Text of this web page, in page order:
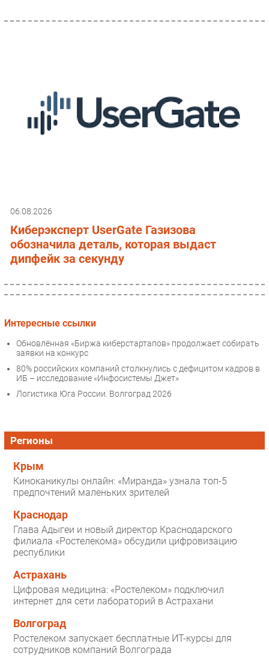
06.08.2026
Киберэксперт UserGate Газизова
обозначила деталь, которая выдаст
дипфейк за секунду
Интересные ссылки
Обновлённая «Биржа киберстартапов» продолжает собирать
заявки на конкурс
80% российских компаний столкнулись с дефицитом кадров в
ИБ – исследование «Инфосистемы Джет»
Логистика Юга России. Волгоград 2026
Регионы
Крым
Киноканикулы онлайн: «Миранда» узнала топ-5
предпочтений маленьких зрителей
Краснодар
Глава Адыгеи и новый директор Краснодарского
филиала «Ростелекома» обсудили цифровизацию
республики
Астрахань
Цифровая медицина: «Ростелеком» подключил
интернет для сети лабораторий в Астрахани
Волгоград
Ростелеком запускает бесплатные ИТ-курсы для
сотрудников компаний Волгограда